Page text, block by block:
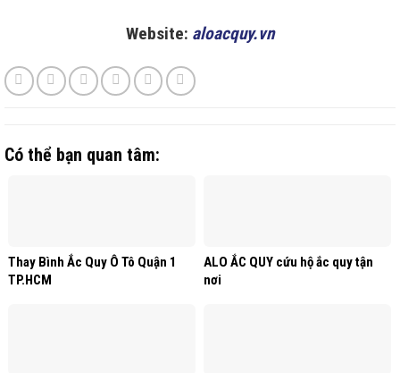
Website: aloacquy.vn
Có thể bạn quan tâm:
Thay Bình Ắc Quy Ô Tô Quận 1
TP.HCM
ALO ẮC QUY cứu hộ ắc quy tận
nơi